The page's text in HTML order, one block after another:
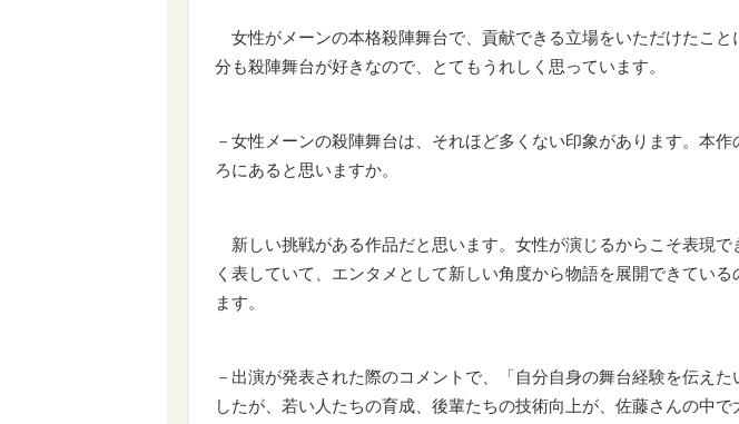
女性がメーンの本格殺陣舞台で、貢献できる立場をいただけたこと
分も殺陣舞台が好きなので、とてもうれしく思っています。
－女性メーンの殺陣舞台は、それほど多くない印象があります。本作
ろにあると思いますか。
新しい挑戦がある作品だと思います。女性が演じるからこそ表現で
く表していて、エンタメとして新しい角度から物語を展開できてい
ます。
－出演が発表された際のコメントで、「自分自身の舞台経験を伝えた
したが、若い人たちの育成、後輩たちの技術向上が、佐藤さんの中で